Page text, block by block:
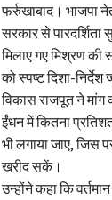
फर्रुखाबाद। भाजपा
सरकार से
मिलाए गए मिश्रण की
को स्पष्ट दिशा-निर्देश
विकास राजपूत ने
ईंधन में कितना
भी लगाया जाए, जिस
खरीद सकें।
उन्होंने कहा कि